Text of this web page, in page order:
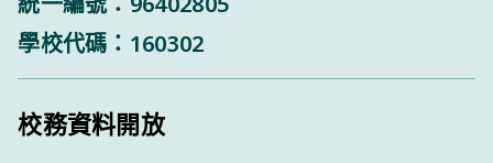
學校代碼：160302
校務資料開放